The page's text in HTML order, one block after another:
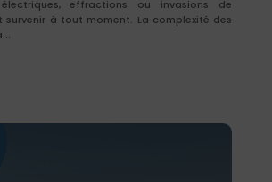
effractions ou invasions de
survenir à tout moment. La complexité des